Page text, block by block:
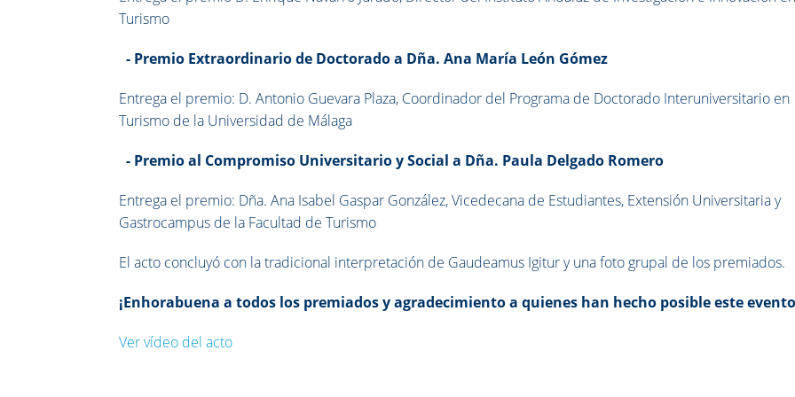
Turismo
- Premio Extraordinario de Doctorado a Dña. Ana María León Gómez
Entrega el premio: D. Antonio Guevara Plaza, Coordinador del Programa de Doctorado Interuniversitario en
Turismo de la Universidad de Málaga
- Premio al Compromiso Universitario y Social a Dña. Paula Delgado Romero
Entrega el premio: Dña. Ana Isabel Gaspar González, Vicedecana de Estudiantes, Extensión Universitaria y
Gastrocampus de la Facultad de Turismo
El acto concluyó con la tradicional interpretación de Gaudeamus Igitur y una foto grupal de los premiados.
¡Enhorabuena a todos los premiados y agradecimiento a quienes han hecho posible este
Ver vídeo del acto